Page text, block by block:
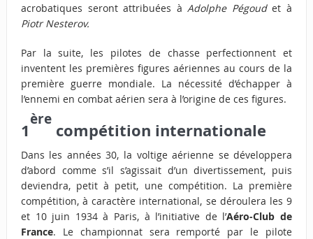
acrobatiques seront attribuées à Adolphe Pégoudet à
Piotr Nesterov.
Par la suite, les pilotes de chasse perfectionnent et
inventent les premières figures aériennes au cours de la
première guerre mondiale. La nécessité d’échapper à
l’ennemi en combat aérien sera à l’origine de ces figures.
1
ère
compétition internationale
Dans les années 30, la voltige aérienne se développera
d’abord comme s’il s’agissait d’un divertissement, puis
deviendra, petit à petit, une compétition. La première
compétition, à caractère international, se déroulera les 9
et 10 juin 1934 à Paris, à l’initiative de l’Aéro-Club de
France. Le championnat sera remporté par le pilote